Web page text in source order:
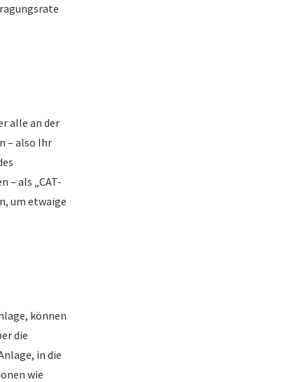
alle an der
– also Ihr
– als „CAT-
um etwaige
können
die
in die
wie